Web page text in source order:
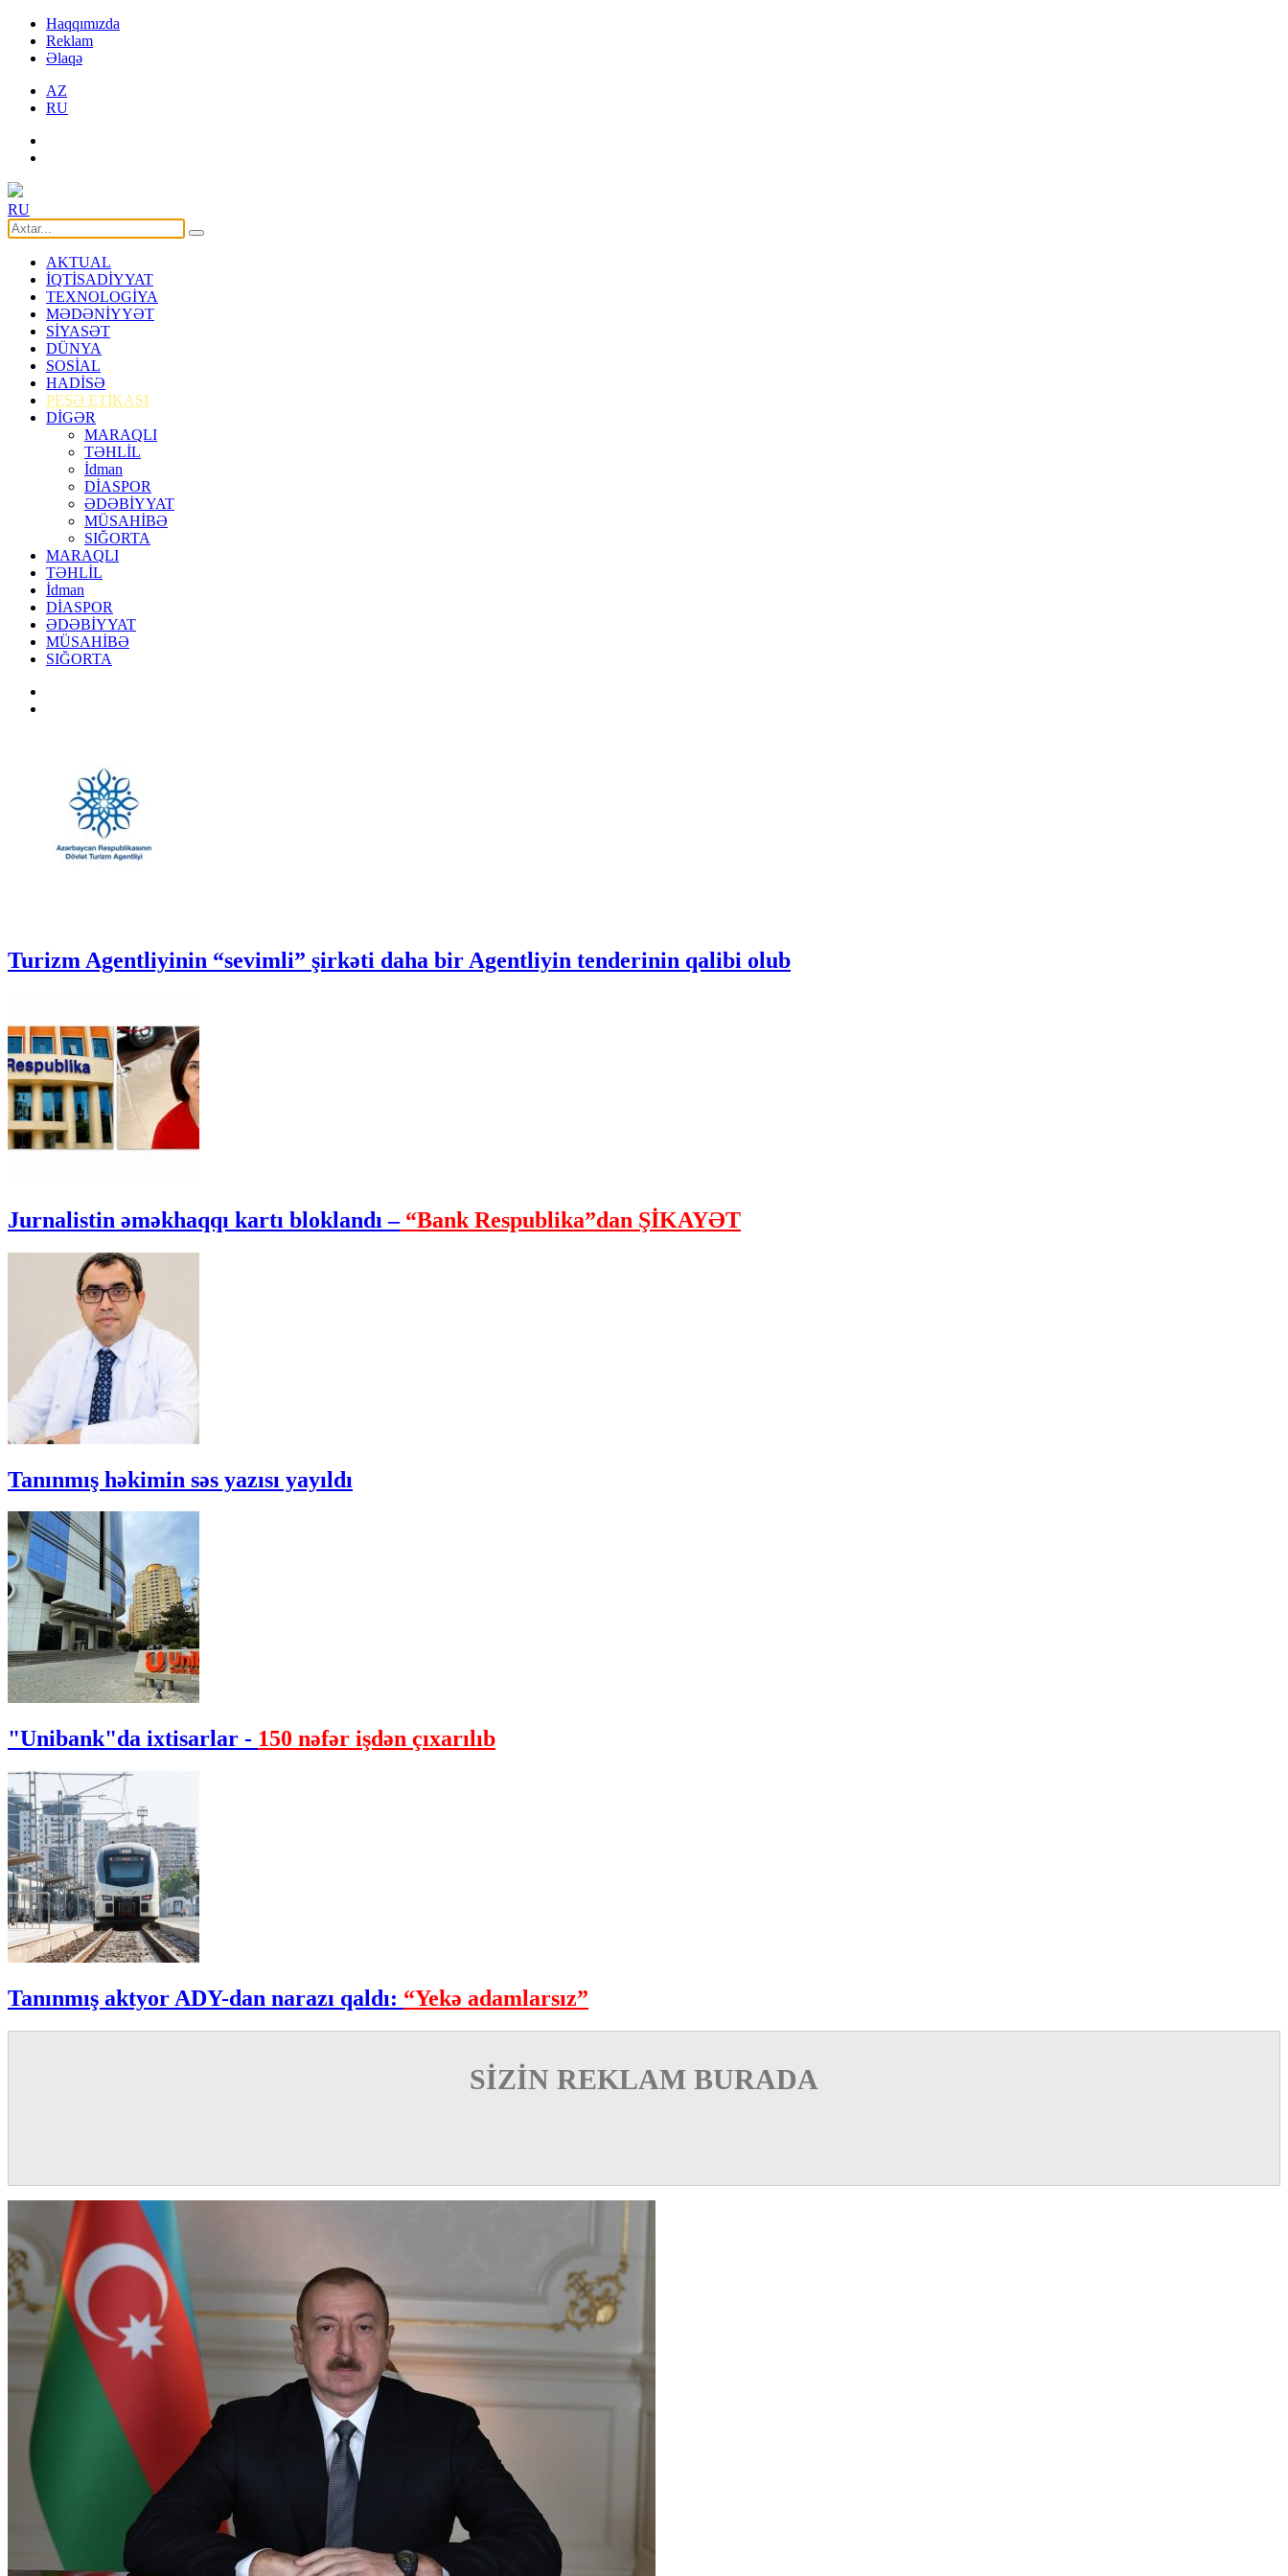
Haqqımızda
Reklam
Əlaqə
AZ
RU
RU
AKTUAL
İQTİSADİYYAT
TEXNOLOGİYA
MƏDƏNİYYƏT
SİYASƏT
DÜNYA
SOSİAL
HADİSƏ
PEŞƏ ETİKASI
DİGƏR
MARAQLI
TƏHLİL
İdman
DİASPOR
ƏDƏBİYYAT
MÜSAHİBƏ
SIĞORTA
MARAQLI
TƏHLİL
İdman
DİASPOR
ƏDƏBİYYAT
MÜSAHİBƏ
SIĞORTA
Turizm Agentliyinin “sevimli” şirkəti daha bir Agentliyin tenderinin qalibi olub
Jurnalistin əməkhaqqı kartı bloklandı –“Bank Respublika”dan ŞİKAYƏT
Tanınmış həkimin səs yazısı yayıldı
"Unibank"da ixtisarlar - 150 nəfər işdən çıxarılıb
Tanınmış aktyor ADY-dan narazı qaldı: “Yekə adamlarsız”
SİZİN REKLAM BURADA